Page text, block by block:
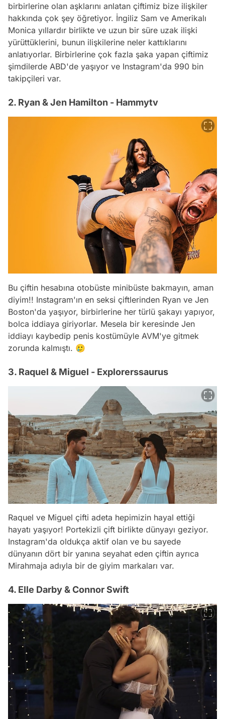
birbirlerine olan aşklarını anlatan çiftimiz bize ilişkiler
hakkında çok şey öğretiyor. İngiliz Sam ve Amerikalı
Monica yıllardır birlikte ve uzun bir süre uzak ilişki
yürüttüklerini, bunun ilişkilerine neler kattıklarını
anlatıyorlar. Birbirlerine çok fazla şaka yapan çiftimiz
şimdilerde ABD'de yaşıyor ve Instagram'da 990 bin
takipçileri var.
2. Ryan & Jen Hamilton - Hammytv
Bu çiftin hesabına otobüste minibüste bakmayın, aman
diyim!! Instagram'ın en seksi çiftlerinden Ryan ve Jen
Boston'da yaşıyor, birbirlerine her türlü şakayı yapıyor,
bolca iddiaya giriyorlar. Mesela bir keresinde Jen
iddiayı kaybedip penis kostümüyle AVM'ye gitmek
zorunda kalmıştı. 🥲
3. Raquel & Miguel - Explorerssaurus
Raquel ve Miguel çifti adeta hepimizin hayal ettiği
hayatı yaşıyor! Portekizli çift birlikte dünyayı geziyor.
Instagram'da oldukça aktif olan ve bu sayede
dünyanın dört bir yanına seyahat eden çiftin ayrıca
Mirahmaja adıyla bir de giyim markaları var.
4. Elle Darby & Connor Swift